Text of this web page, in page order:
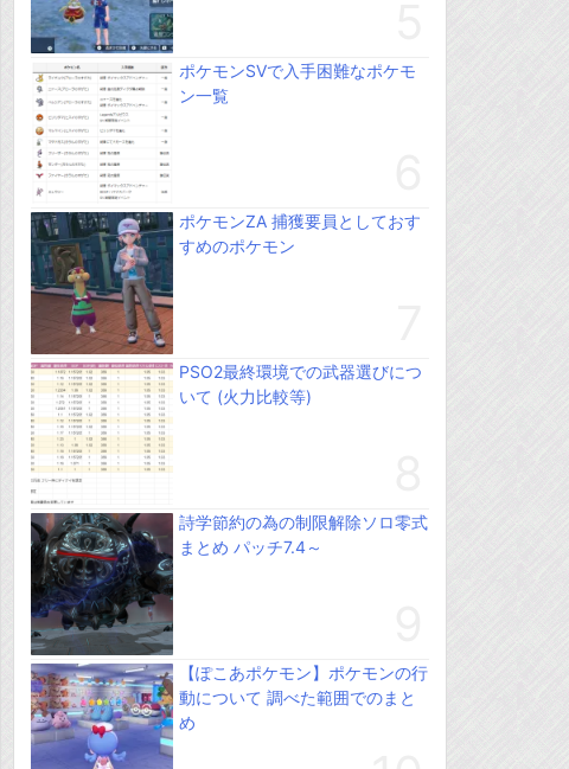
ポケモンSVで入手困難なポケモ
ン一覧
ポケモンZA 捕獲要員としておす
すめのポケモン
PSO2最終環境での武器選びにつ
いて (火力比較等)
詩学節約の為の制限解除ソロ零式
まとめ パッチ7.4～
【ぽこあポケモン】ポケモンの行
動について 調べた範囲でのまと
め